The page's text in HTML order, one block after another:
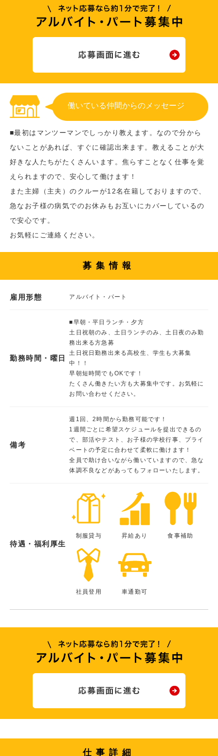
働いている仲間からのメッセージ
■最初はマンツーマンでしっかり教えます。なので分から
ないことがあれば、すぐに確認出来ます。教えることが大
好きな人たちがたくさんいます。焦らすことなく仕事を覚
えられますので、安心して働けます！
また主婦（主夫）のクルーが12名在籍しておりますので、
急なお子様の病気でのお休みもお互いにカバーしているの
で安心です。
お気軽にご連絡ください。
募集情報
雇用形態 アルバイト・パート
勤務時間・曜日
■早朝・平日ランチ・夕方
土日祝朝のみ、土日ランチのみ、土日夜のみ勤
務出来る方急募
土日祝日勤務出来る高校生、学生も大募集
中！！
早朝短時間でもOKです！
たくさん働きたい方も大募集中です。お気軽に
お問い合わせください。
備考
週1回、2時間から勤務可能です！
1週間ごとに希望スケジュールを提出できるの
で、部活やテスト、お子様の学校行事、プライ
ベートの予定に合わせて柔軟に働けます！
全員で助け合いながら働いていますので、急な
体調不良などがあってもフォローいたします。
待遇・福利厚生
制服貸与 昇給あり 食事補助
社員登用 車通勤可
仕事詳細